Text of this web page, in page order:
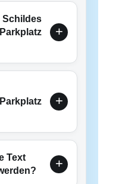
Schildes
Text